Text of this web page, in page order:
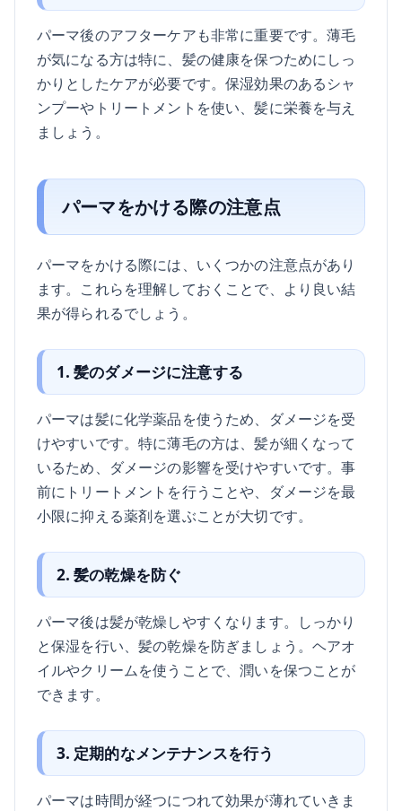
パーマ後のアフターケアも非常に重要です。薄毛
が気になる方は特に、髪の健康を保つためにしっ
かりとしたケアが必要です。保湿効果のあるシャ
ンプーやトリートメントを使い、髪に栄養を与え
ましょう。
パーマをかける際の注意点
パーマをかける際には、いくつかの注意点があり
ます。これらを理解しておくことで、より良い結
果が得られるでしょう。
1. 髪のダメージに注意する
パーマは髪に化学薬品を使うため、ダメージを受
けやすいです。特に薄毛の方は、髪が細くなって
いるため、ダメージの影響を受けやすいです。事
前にトリートメントを行うことや、ダメージを最
小限に抑える薬剤を選ぶことが大切です。
2. 髪の乾燥を防ぐ
パーマ後は髪が乾燥しやすくなります。しっかり
と保湿を行い、髪の乾燥を防ぎましょう。ヘアオ
イルやクリームを使うことで、潤いを保つことが
できます。
3. 定期的なメンテナンスを行う
パーマは時間が経つにつれて効果が薄れていきま